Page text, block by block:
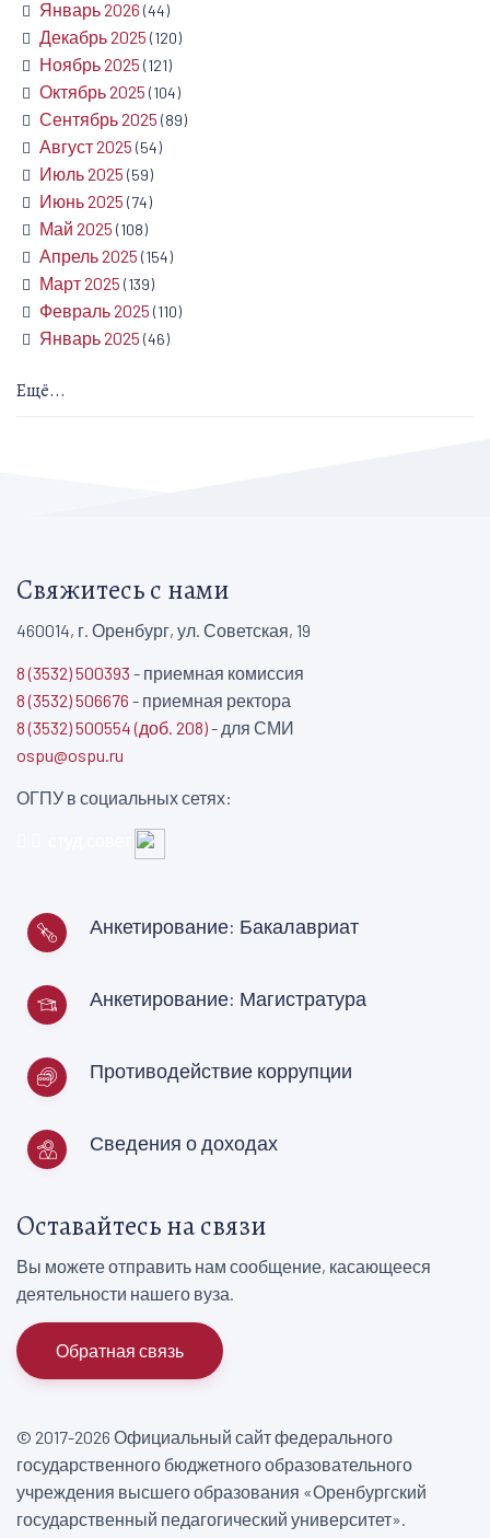
Январь 2026 (44)
Декабрь 2025 (120)
Ноябрь 2025 (121)
Октябрь 2025 (104)
Сентябрь 2025 (89)
Август 2025 (54)
Июль 2025 (59)
Июнь 2025 (74)
Май 2025 (108)
Апрель 2025 (154)
Март 2025 (139)
Февраль 2025 (110)
Январь 2025 (46)
Ещё...
Свяжитесь с нами
460014, г. Оренбург, ул. Советская, 19
8 (3532) 500393 - приемная комиссия
8 (3532) 506676 - приемная ректора
8 (3532) 500554 (доб. 208)- для СМИ
ospu@ospu.ru
ОГПУ в социальных сетях:
Анкетирование: Бакалавриат
Анкетирование: Магистратура
Противодействие коррупции
Сведения о доходах
Оставайтесь на связи
Вы можете отправить нам сообщение, касающееся
деятельности нашего вуза.
Обратная связь
© 2017-2026 Официальный сайт федерального
государственного бюджетного образовательного
учреждения высшего образования «Оренбургский
государственный педагогический университет».